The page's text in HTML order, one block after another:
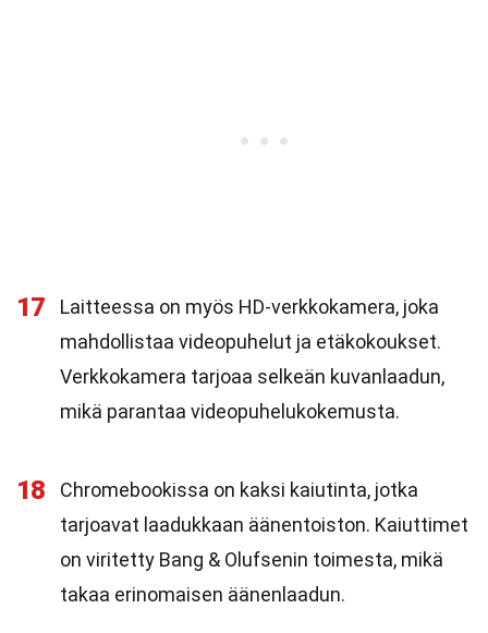
17
Laitteessa on myös HD-verkkokamera, joka
mahdollistaa videopuhelut ja etäkokoukset.
Verkkokamera tarjoaa selkeän kuvanlaadun,
mikä parantaa videopuhelukokemusta.
18
Chromebookissa on kaksi kaiutinta, jotka
tarjoavat laadukkaan äänentoiston. Kaiuttimet
on viritetty Bang & Olufsenin toimesta, mikä
takaa erinomaisen äänenlaadun.